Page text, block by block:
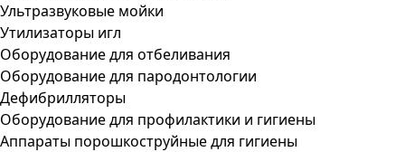
Ультразвуковые мойки
Утилизаторы игл
Оборудование для отбеливания
Оборудование для пародонтологии
Дефибрилляторы
Оборудование для профилактики и гигиены
Аппараты порошкоструйные для гигиены